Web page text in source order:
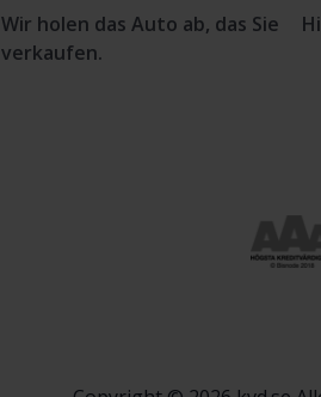
Wir holen das Auto ab, das Sie
verkaufen.